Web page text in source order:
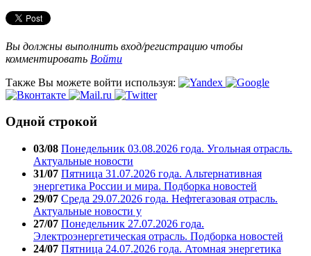
Вы должны выполнить вход/регистрацию чтобы
комментировать Войти
Также Вы можете войти используя:
Одной строкой
03/08 Понедельник 03.08.2026 года. Угольная отрасль.
Актуальные новости
31/07 Пятница 31.07.2026 года. Альтернативная
энергетика России и мира. Подборка новостей
29/07 Среда 29.07.2026 года. Нефтегазовая отрасль.
Актуальные новости у
27/07 Понедельник 27.07.2026 года.
Электроэнергетическая отрасль. Подборка новостей
24/07 Пятница 24.07.2026 года. Атомная энергетика